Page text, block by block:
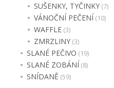
SUŠENKY, TYČINKY (7)
VÁNOČNÍ PEČENÍ (10)
WAFFLE (3)
ZMRZLINY (3)
SLANÉ PEČIVO (19)
SLANÉ ZOBÁNÍ (8)
SNÍDANĚ (59)